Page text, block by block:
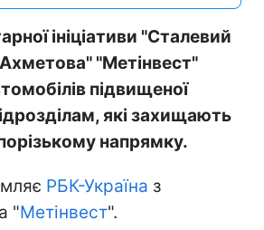
ініціативи "Сталевий
"Метінвест"
підвищеної
які захищають
напрямку.
РБК-Україна з
"Метінвест".